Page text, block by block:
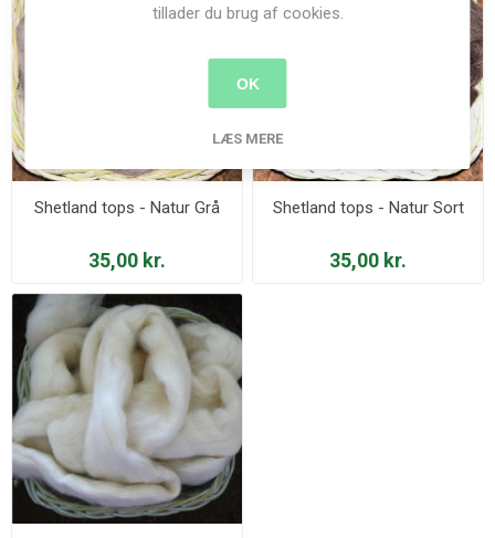
Shetland tops - Natur Grå
35,00 kr.
Shetland tops - Natur Sort
35,00 kr.
tillader du brug af cookies.
OK
LÆS MERE